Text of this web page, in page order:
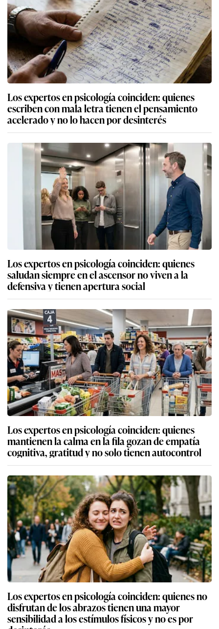
Los expertos en psicología coinciden: quienes
escriben con mala letra tienen el pensamiento
acelerado y no lo hacen por desinterés
Los expertos en psicología coinciden: quienes
saludan siempre en el ascensor no viven a la
defensiva y tienen apertura social
Los expertos en psicología coinciden: quienes
mantienen la calma en la fila gozan de empatía
cognitiva, gratitud y no solo tienen autocontrol
Los expertos en psicología coinciden: quienes no
disfrutan de los abrazos tienen una mayor
sensibilidad a los estímulos físicos y no es por